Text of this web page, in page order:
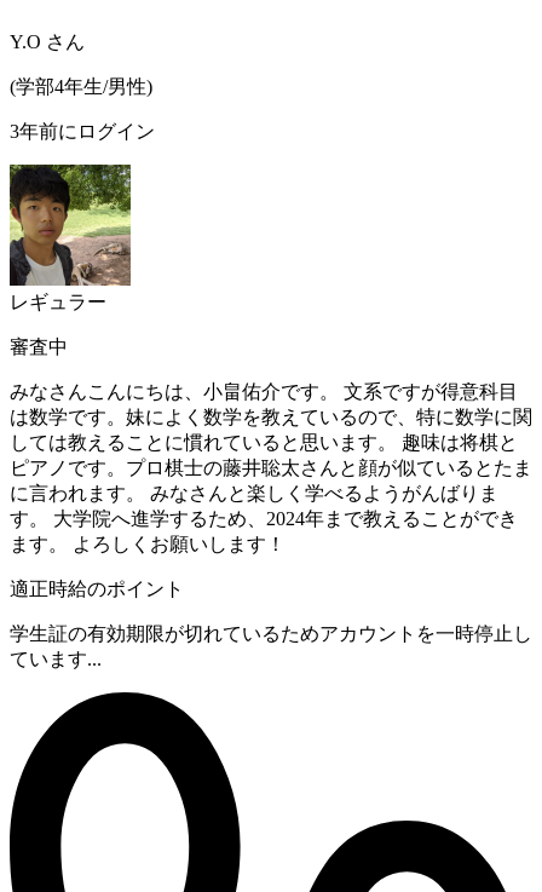
Y.O さん
(学部4年生/男性)
3年前にログイン
レギュラー
審査中
みなさんこんにちは、小畠佑介です。 文系ですが得意科目
は数学です。妹によく数学を教えているので、特に数学に関
しては教えることに慣れていると思います。 趣味は将棋と
ピアノです。プロ棋士の藤井聡太さんと顔が似ているとたま
に言われます。 みなさんと楽しく学べるようがんばりま
す。 大学院へ進学するため、2024年まで教えることができ
ます。 よろしくお願いします！
適正時給のポイント
学生証の有効期限が切れているためアカウントを一時停止し
ています...